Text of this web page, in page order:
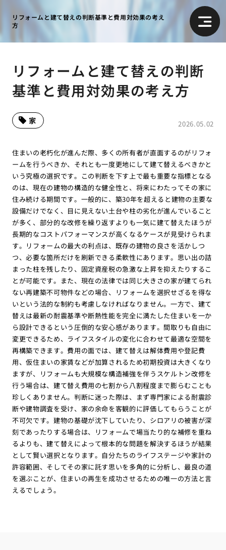
リフォームと建て替えの判断基準と費用対効果の考え
方
リフォームと建て替えの判断
基準と費用対効果の考え方
2026.05.02
家
住まいの老朽化が進んだ際、多くの所有者が直面するのがリフォ
ームを行うべきか、それとも一度更地にして建て替えるべきかと
いう究極の選択です。この判断を下す上で最も重要な指標となる
のは、現在の建物の構造的な健全性と、将来にわたってその家に
住み続ける期間です。一般的に、築30年を超えると建物の主要な
設備だけでなく、目に見えない土台や柱の劣化が進んでいること
が多く、部分的な改修を繰り返すよりも一気に建て替えたほうが
長期的なコストパフォーマンスが高くなるケースが見受けられま
す。リフォームの最大の利点は、既存の建物の良さを活かしつ
つ、必要な箇所だけを刷新できる柔軟性にあります。思い出の詰
まった柱を残したり、固定資産税の急激な上昇を抑えたりするこ
とが可能です。また、現在の法律では同じ大きさの家が建てられ
ない再建築不可物件などの場合、リフォームを選択せざるを得な
いという法的な制約も考慮しなければなりません。一方で、建て
替えは最新の耐震基準や断熱性能を完全に満たした住まいを一か
ら設計できるという圧倒的な安心感があります。間取りも自由に
変更できるため、ライフスタイルの変化に合わせて最適な空間を
再構築できます。費用の面では、建て替えは解体費用や登記費
用、仮住まいの家賃などが加算されるため初期投資は大きくなり
ますが、リフォームも大規模な構造補強を伴うスケルトン改修を
行う場合は、建て替え費用の七割から八割程度まで膨らむことも
珍しくありません。判断に迷った際は、まず専門家による耐震診
断や建物調査を受け、家の余命を客観的に評価してもらうことが
不可欠です。建物の基礎が沈下していたり、シロアリの被害が深
刻であったりする場合は、リフォームで場当たり的な補修を重ね
るよりも、建て替えによって根本的な問題を解決するほうが結果
として賢い選択となります。自分たちのライフステージや家計の
許容範囲、そしてその家に託す思いを多角的に分析し、最良の道
を選ぶことが、住まいの再生を成功させるための唯一の方法と言
えるでしょう。